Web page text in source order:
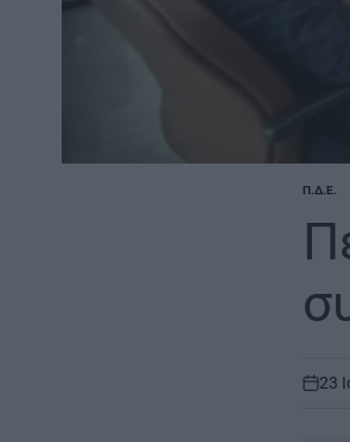
POSTED
Π.Δ.Ε.
on
23